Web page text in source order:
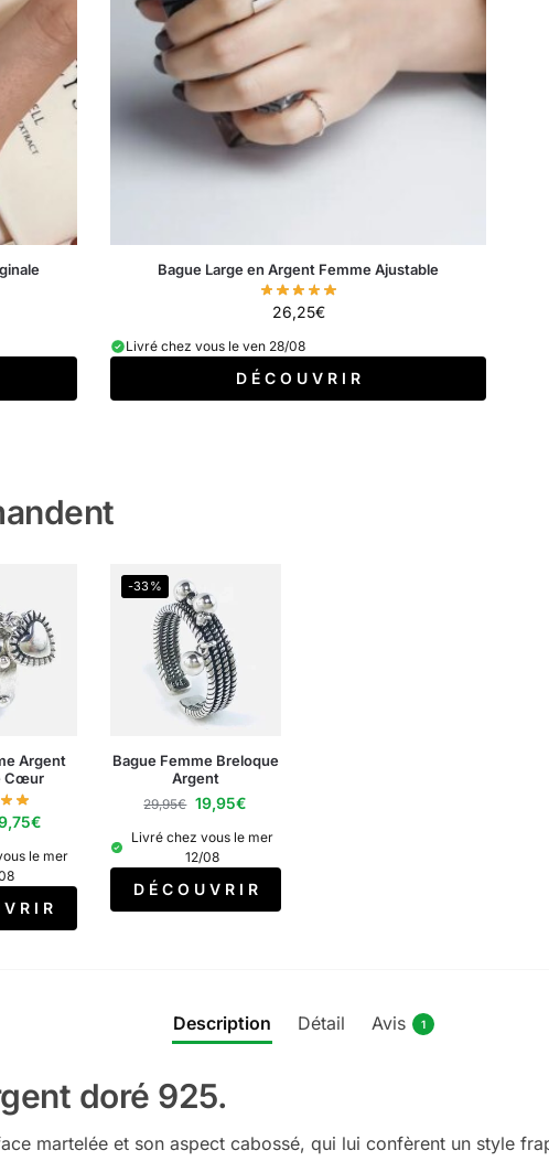
Bague Large en Argent Femme Ajustable
26,25€
Livré chez vous le ven 28/08
D É C O U V R I R
Argent
Cœur
€
le mer
V R I R
-33%
Bague Femme Breloque
Argent
29,95€ 19,95€
Livré chez vous le mer
12/08
D É C O U V R I R
Description Détail Avis 1
doré 925.
martelée et son aspect cabossé, qui lui confèrent un style